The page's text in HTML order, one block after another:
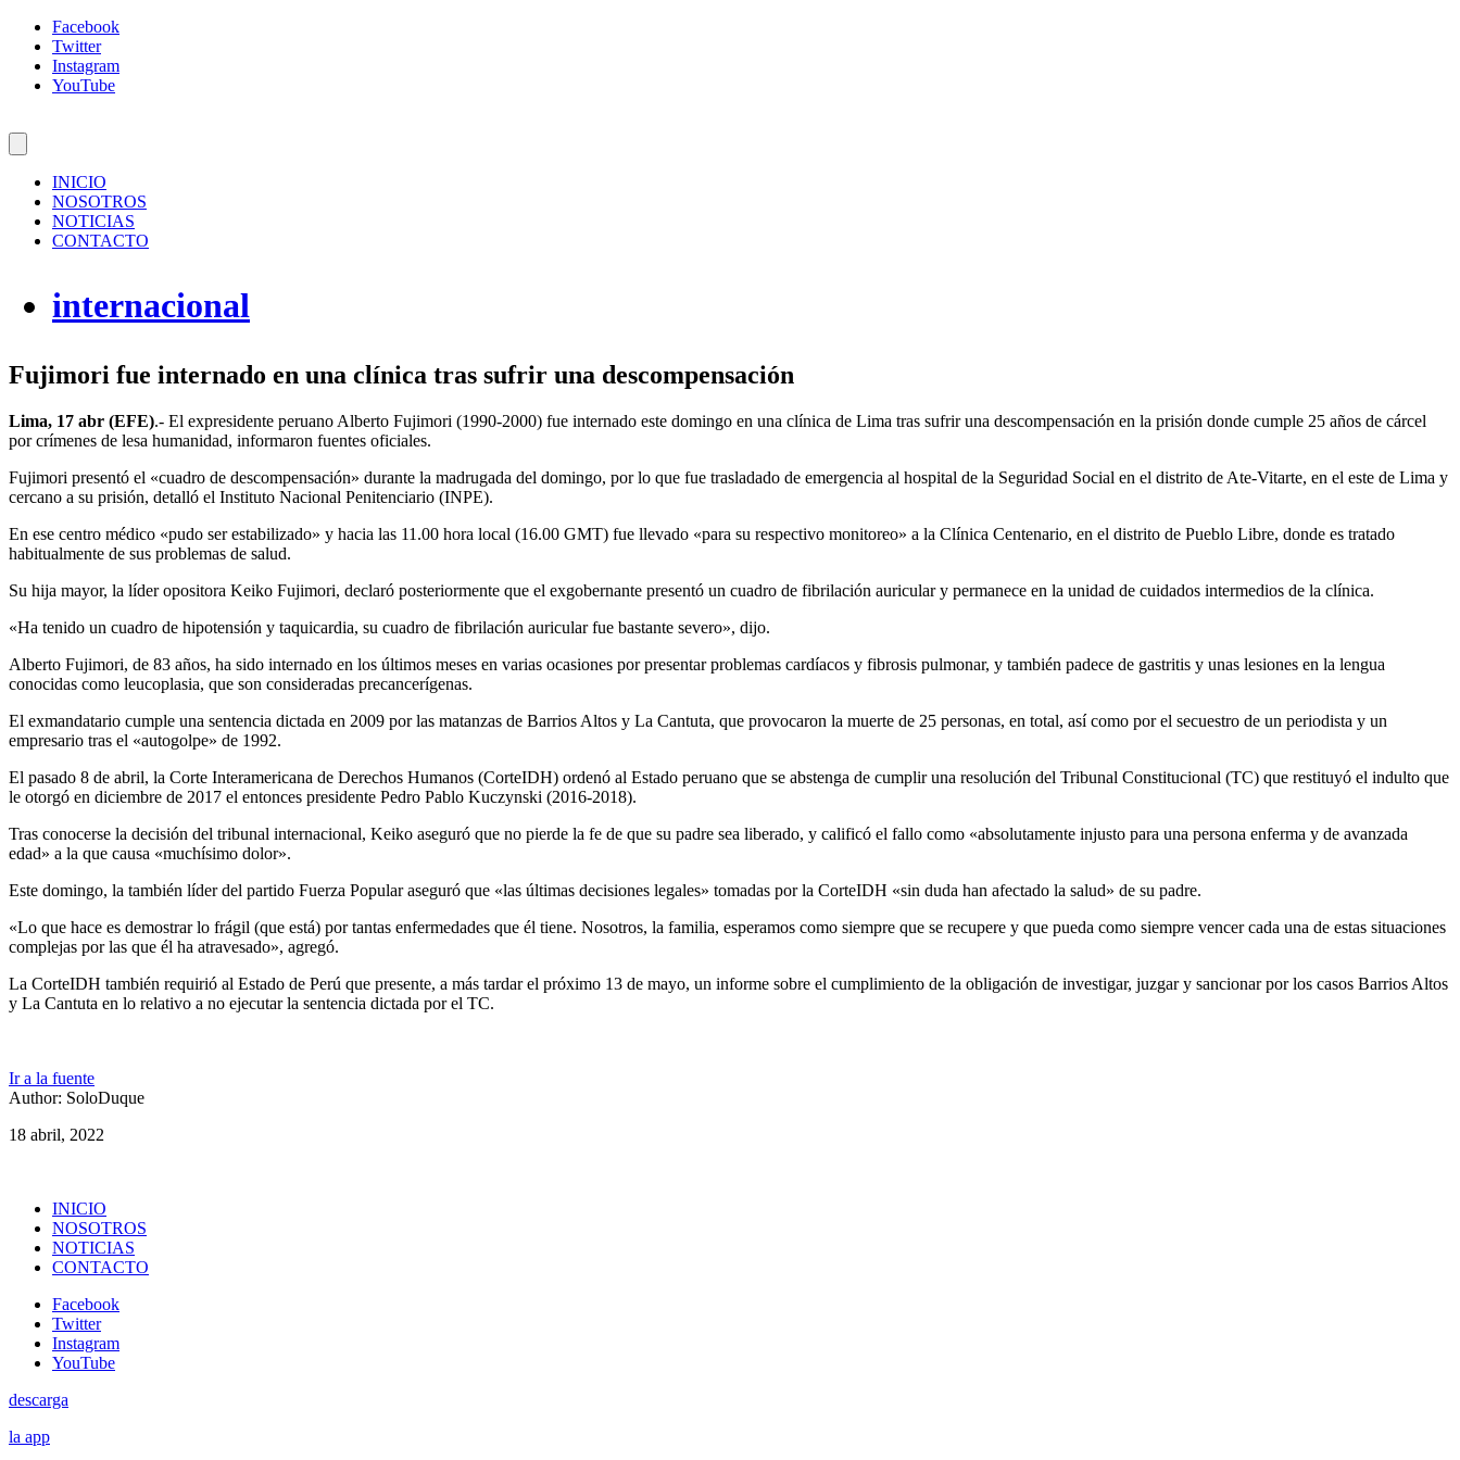
Facebook
Twitter
Instagram
YouTube
INICIO
NOSOTROS
NOTICIAS
CONTACTO
internacional
Fujimori fue internado en una clínica tras sufrir una descompensación
Lima, 17 abr (EFE).- El expresidente peruano Alberto Fujimori (1990-2000) fue internado este domingo en una clínica de Lima tras sufrir una descompensación en la prisión donde cumple 25 años de cárcel
por crímenes de lesa humanidad, informaron fuentes oficiales.
Fujimori presentó el «cuadro de descompensación» durante la madrugada del domingo, por lo que fue trasladado de emergencia al hospital de la Seguridad Social en el distrito de Ate-Vitarte, en el este de Lima y
cercano a su prisión, detalló el Instituto Nacional Penitenciario (INPE).
En ese centro médico «pudo ser estabilizado» y hacia las 11.00 hora local (16.00 GMT) fue llevado «para su respectivo monitoreo» a la Clínica Centenario, en el distrito de Pueblo Libre, donde es tratado
habitualmente de sus problemas de salud.
Su hija mayor, la líder opositora Keiko Fujimori, declaró posteriormente que el exgobernante presentó un cuadro de fibrilación auricular y permanece en la unidad de cuidados intermedios de la clínica.
«Ha tenido un cuadro de hipotensión y taquicardia, su cuadro de fibrilación auricular fue bastante severo», dijo.
Alberto Fujimori, de 83 años, ha sido internado en los últimos meses en varias ocasiones por presentar problemas cardíacos y fibrosis pulmonar, y también padece de gastritis y unas lesiones en la lengua
conocidas como leucoplasia, que son consideradas precancerígenas.
El exmandatario cumple una sentencia dictada en 2009 por las matanzas de Barrios Altos y La Cantuta, que provocaron la muerte de 25 personas, en total, así como por el secuestro de un periodista y un
empresario tras el «autogolpe» de 1992.
El pasado 8 de abril, la Corte Interamericana de Derechos Humanos (CorteIDH) ordenó al Estado peruano que se abstenga de cumplir una resolución del Tribunal Constitucional (TC) que restituyó el indulto que
le otorgó en diciembre de 2017 el entonces presidente Pedro Pablo Kuczynski (2016-2018).
Tras conocerse la decisión del tribunal internacional, Keiko aseguró que no pierde la fe de que su padre sea liberado, y calificó el fallo como «absolutamente injusto para una persona enferma y de avanzada
edad» a la que causa «muchísimo dolor».
Este domingo, la también líder del partido Fuerza Popular aseguró que «las últimas decisiones legales» tomadas por la CorteIDH «sin duda han afectado la salud» de su padre.
«Lo que hace es demostrar lo frágil (que está) por tantas enfermedades que él tiene. Nosotros, la familia, esperamos como siempre que se recupere y que pueda como siempre vencer cada una de estas situaciones
complejas por las que él ha atravesado», agregó.
La CorteIDH también requirió al Estado de Perú que presente, a más tardar el próximo 13 de mayo, un informe sobre el cumplimiento de la obligación de investigar, juzgar y sancionar por los casos Barrios Altos
y La Cantuta en lo relativo a no ejecutar la sentencia dictada por el TC.
Ir a la fuente
Author: SoloDuque
18 abril, 2022
INICIO
NOSOTROS
NOTICIAS
CONTACTO
Facebook
Twitter
Instagram
YouTube
descarga
la app